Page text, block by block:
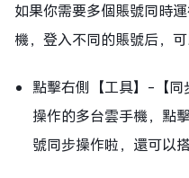
如果你需要多個賬號同時
機，登入不同的賬號后，可
點擊右側【工具】-【
操作的多台雲手機，點
號同步操作啦，還可以